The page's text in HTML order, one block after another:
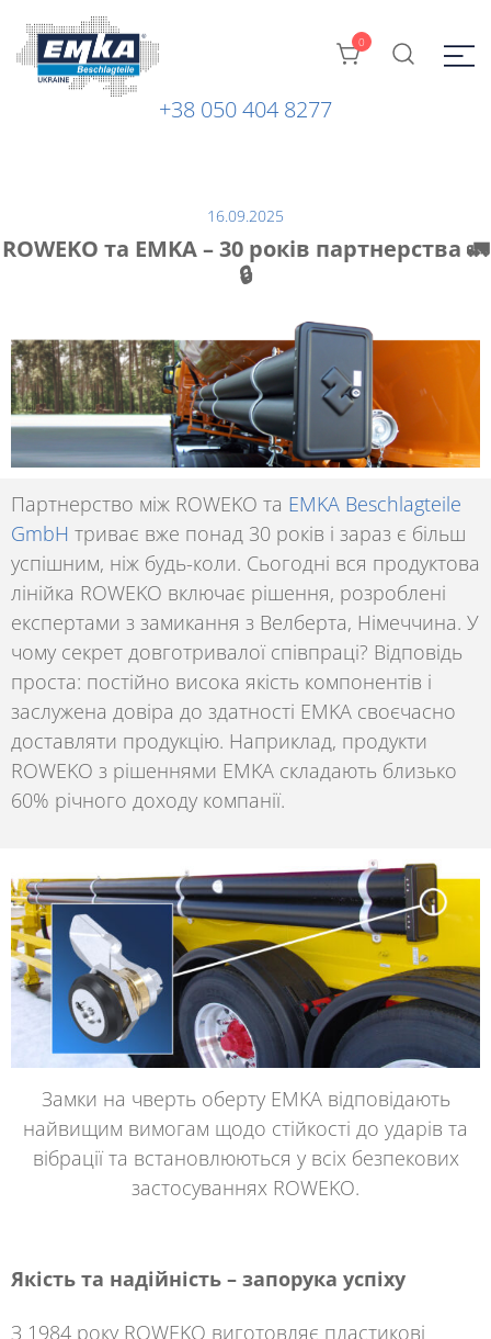
ЕМКА УКРАЇНА
Промислова фурнітура: замки, петлі та ін. від ТМ "EMKA
0
+38 050 404 8277
16.09.2025
ROWEKO та EMKA – 30 років партнерства 🚛
🔒
Партнерство між ROWEKO та EMKA Beschlagteile
GmbH триває вже понад 30 років і зараз є більш
успішним, ніж будь-коли. Сьогодні вся продуктова
лінійка ROWEKO включає рішення, розроблені
експертами з замикання з Велберта, Німеччина. У
чому секрет довготривалої співпраці? Відповідь
проста: постійно висока якість компонентів і
заслужена довіра до здатності EMKA своєчасно
доставляти продукцію. Наприклад, продукти
ROWEKO з рішеннями EMKA складають близько
60% річного доходу компанії.
Замки на чверть оберту EMKA відповідають
найвищим вимогам щодо стійкості до ударів та
вібрації та встановлюються у всіх безпекових
застосуваннях ROWEKO.
Якість та надійність – запорука успіху
З 1984 року ROWEKO виготовляє пластикові